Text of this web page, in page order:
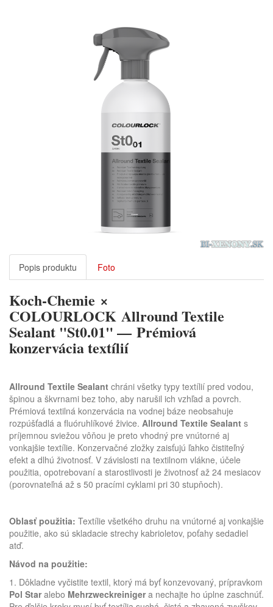
Popis produktu Foto
Koch-Chemie ×
COLOURLOCK Allround Textile
Sealant "St0.01" — Prémiová
konzervácia textílií
Allround Textile Sealant chráni všetky typy textílií pred vodou,
špinou a škvrnami bez toho, aby narušil ich vzhľad a povrch.
Prémiová textilná konzervácia na vodnej báze neobsahuje
rozpúšťadlá a fluóruhlíkové živice. Allround Textile Sealant s
príjemnou sviežou vôňou je preto vhodný pre vnútorné aj
vonkajšie textílie. Konzervačné zložky zaisťujú ľahko čistiteľný
efekt a dlhú životnosť. V závislosti na textilnom vlákne, účele
použitia, opotrebovaní a starostlivosti je životnosť až 24 mesiacov
(porovnateľná až s 50 pracími cyklami pri 30 stupňoch).
Oblasť použitia: Textílie všetkého druhu na vnútorné aj vonkajšie
použitie, ako sú skladacie strechy kabrioletov, poťahy sedadiel
atď.
Návod na použitie:
1. Dôkladne vyčistite textil, ktorý má byť konzevovaný, prípravkom
Pol Star alebo Mehrzweckreiniger a nechajte ho úplne zaschnúť.